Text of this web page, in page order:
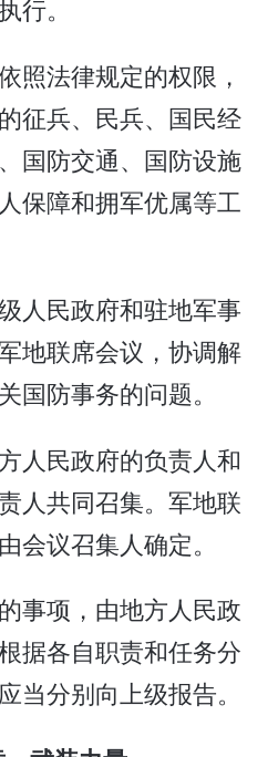
行。
照法律规定的权限，
征兵、民兵、国民经
国防交通、国防设施
保障和拥军优属等工
人民政府和驻地军事
地联席会议，协调解
国防事务的问题。
人民政府的负责人和
人共同召集。军地联
会议召集人确定。
事项，由地方人民政
据各自职责和任务分
当分别向上级报告。